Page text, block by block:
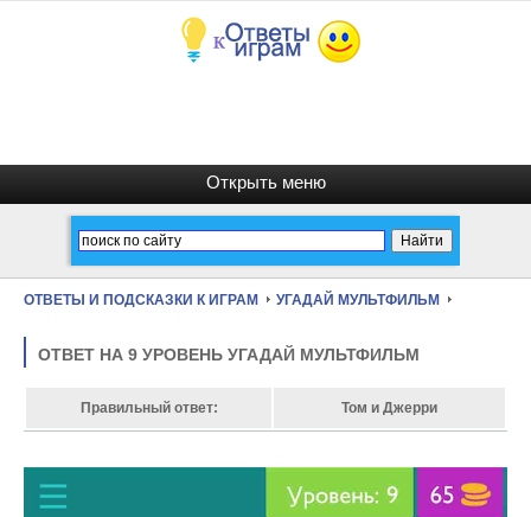
ОТВЕТЫ И ПОДСКАЗКИ К ИГРАМ УГАДАЙ МУЛЬТФИЛЬМ
ОТВЕТ НА 9 УРОВЕНЬ УГАДАЙ МУЛЬТФИЛЬМ
Правильный ответ: Том и Джерри